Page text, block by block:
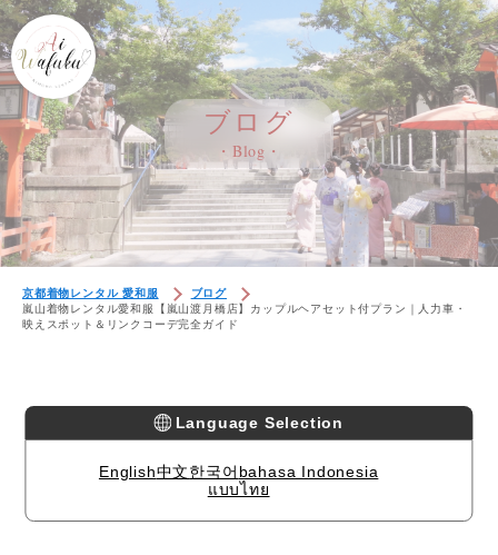
ブログ
・Blog・
京都着物レンタル 愛和服
ブログ
嵐山着物レンタル愛和服【嵐山渡月橋店】カップルヘアセット付プラン｜人力車・
映えスポット＆リンクコーデ完全ガイド
Language Selection
English中文한국어 bahasa Indonesia
แบบไทย